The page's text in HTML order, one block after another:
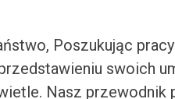
Poszukując
swoich
Nasz przewodnik